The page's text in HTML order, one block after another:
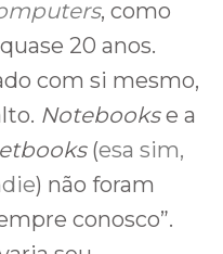
, como
20 anos.
com si mesmo,
Notebookse a
(esa sim,
) não foram
conosco”.